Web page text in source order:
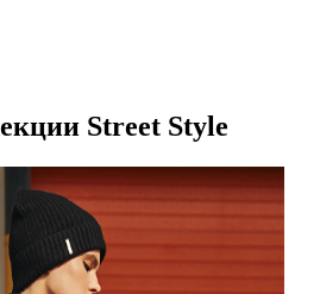
Street Style